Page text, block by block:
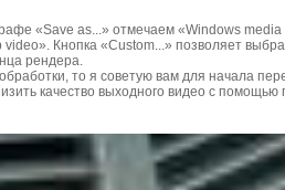
«Save as...» отмечаем «Windows media
Кнопка «Custom...» позволяет
рендера.
то я советую вам для начала
качество выходного видео с помощью